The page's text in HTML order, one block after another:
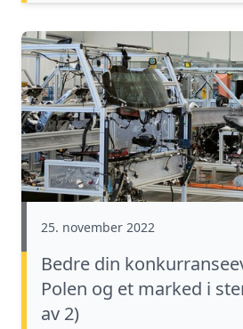
25. november 2022
Bedre din
Polen og et marked i
av 2)